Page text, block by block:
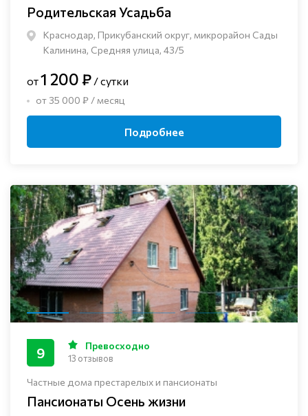
Родительская Усадьба
Краснодар, Прикубанский округ, микрорайон Сады
Калинина, Средняя улица, 43/5
от1 200 ₽ / сутки
от 35 000 ₽ / месяц
Подробнее
Частные дома престарелых и пансионаты
Пансионаты Осень жизни
9 Превосходно
13 отзывов